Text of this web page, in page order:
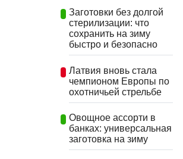
Заготовки без долгой
стерилизации: что
сохранить на зиму
быстро и безопасно
Латвия вновь стала
чемпионом Европы по
охотничьей стрельбе
Овощное ассорти в
банках: универсальная
заготовка на зиму